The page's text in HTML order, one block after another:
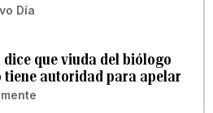
Día
que viuda del biólogo
tiene autoridad para apelar